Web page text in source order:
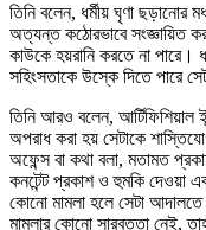
তিনি বলেন, ধর্মীয় ঘৃণা ছড়ানোর
অত্যন্ত কঠোরভাবে সংজ্ঞায়িত
কাউকে হয়রানি করতে না পারে।
সহিংসতাকে উস্কে দিতে পারে
তিনি আরও বলেন, আর্টিফিশিয়াল
অপরাধ করা হয় সেটাকে
অফেন্স বা কথা বলা, মতামত
কনটেন্ট প্রকাশ ও হুমকি দেওয়া
কোনো মামলা হলে সেটা
মামলার কোনো সারবত্তা নেই,